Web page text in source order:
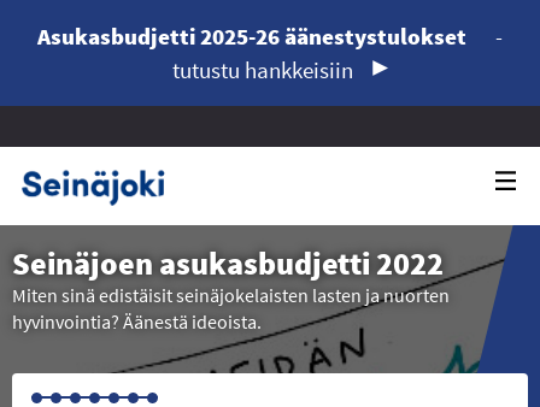
Asukasbudjetti 2025-26 äänestystulokset
-
tutustu hankkeisiin
Seinäjoen asukasbudjetti 2022
Miten sinä edistäisit seinäjokelaisten lasten ja nuorten
hyvinvointia? Äänestä ideoista.